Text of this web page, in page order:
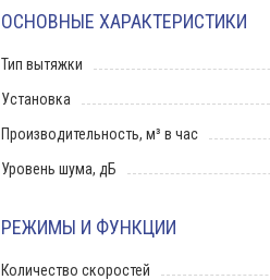
ОСНОВНЫЕ ХАРАКТЕРИСТИКИ
Тип вытяжки
Установка
Производительность, м³ в час
Уровень шума, дБ
РЕЖИМЫ И ФУНКЦИИ
Количество скоростей